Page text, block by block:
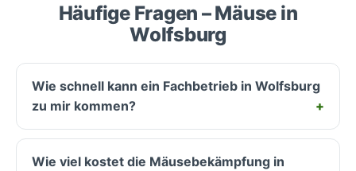
Häufige Fragen – Mäuse in
Wolfsburg
Wie schnell kann ein Fachbetrieb in Wolfsburg
zu mir kommen?
Wie viel kostet die Mäusebekämpfung in